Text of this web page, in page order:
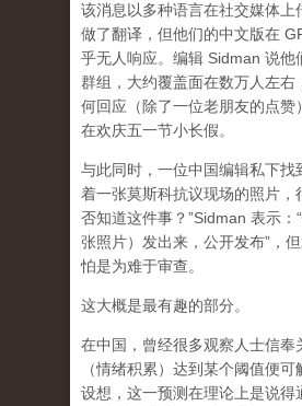
该消息以多种语言在社交媒体上
做了翻译，但他们的中文版在
乎无人响应。编辑 Sidman 说他
群组，大约覆盖面在数万人左右
何回应（除了一位老朋友的点赞
在欢庆五一节小长假。
与此同时，一位中国编辑私下找
着一张莫斯科抗议现场的照片，
否知道这件事？”Sidman 表示：
张照片）发出来，公开发布”，
怕是为难于审查。
这大概是最有趣的部分。
在中国，曾经很多观察人士信奉
（情绪积累）达到某个阈值便
设想，这一预测在理论上是说得